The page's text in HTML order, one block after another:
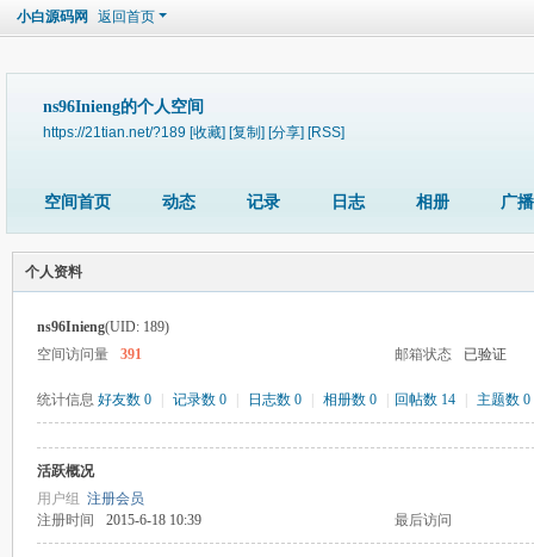
小白源码网 返回首页
ns96Inieng的个人空间
https://21tian.net/?189 [收藏] [复制] [分享] [RSS]
空间首页 动态 记录 日志 相册 广播
个人资料
ns96Inieng(UID: 189)
空间访问量
391 邮箱状态 已验证
统计信息 好友数 0 记录数 0 日志数 0 相册数 0 回帖数 14 主题数 0
活跃概况
用户组 注册会员
注册时间
2015-6-18 10:39 最后访问